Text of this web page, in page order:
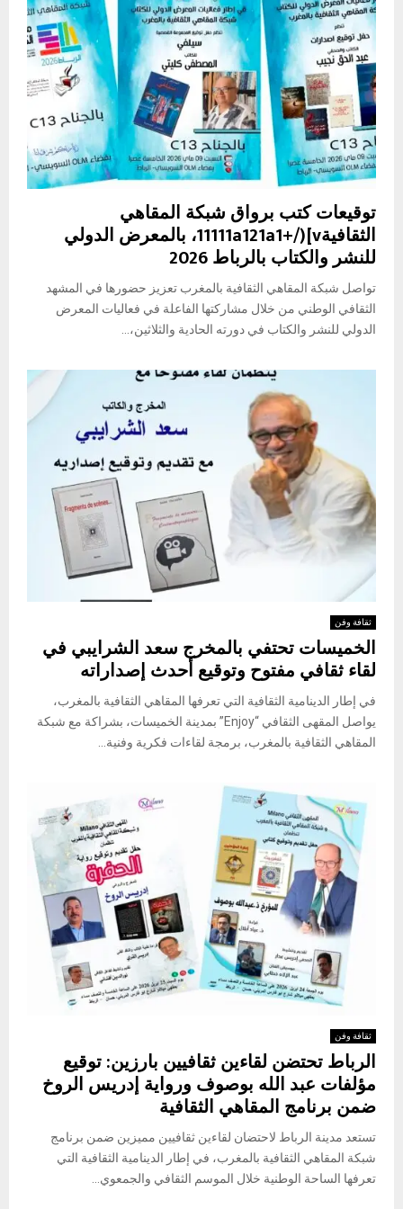
توقيعات كتب برواق شبكة المقاهي
الثقافية11111a121a1+/)[v، بالمعرض الدولي
للنشر والكتاب بالرباط 2026
تواصل شبكة المقاهي الثقافية بالمغرب تعزيز حضورها في المشهد
الثقافي الوطني من خلال مشاركتها الفاعلة في فعاليات المعرض
الدولي للنشر والكتاب في دورته الحادية والثلاثين،...
ثقافة وفن
الخميسات تحتفي بالمخرج سعد الشرايبي في
لقاء ثقافي مفتوح وتوقيع أحدث إصداراته
في إطار الدينامية الثقافية التي تعرفها المقاهي الثقافية بالمغرب،
يواصل المقهى الثقافي “Enjoy” بمدينة الخميسات، بشراكة مع شبكة
المقاهي الثقافية بالمغرب، برمجة لقاءات فكرية وفنية...
ثقافة وفن
الرباط تحتضن لقاءين ثقافيين بارزين: توقيع
مؤلفات عبد الله بوصوف ورواية إدريس الروخ
ضمن برنامج المقاهي الثقافية
تستعد مدينة الرباط لاحتضان لقاءين ثقافيين مميزين ضمن برنامج
شبكة المقاهي الثقافية بالمغرب، في إطار الدينامية الثقافية التي
تعرفها الساحة الوطنية خلال الموسم الثقافي والجمعوي...